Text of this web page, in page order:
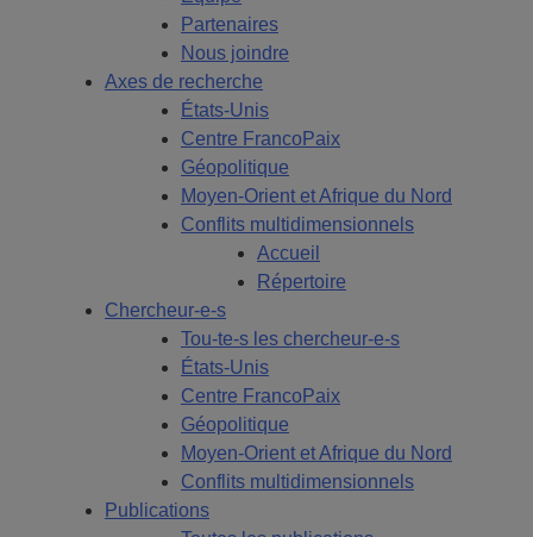
Partenaires
Nous joindre
Axes de recherche
États-Unis
Centre FrancoPaix
Géopolitique
Moyen-Orient et Afrique du Nord
Conflits multidimensionnels
Accueil
Répertoire
Chercheur-e-s
Tou-te-s les chercheur-e-s
États-Unis
Centre FrancoPaix
Géopolitique
Moyen-Orient et Afrique du Nord
Conflits multidimensionnels
Publications